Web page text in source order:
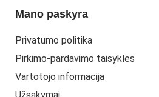
Mano paskyra
Privatumo politika
Pirkimo-pardavimo taisyklės
Vartotojo informacija